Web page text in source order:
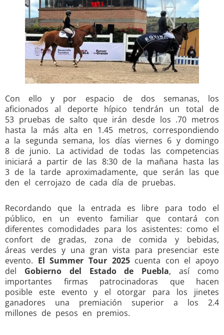
Con ello y por espacio de dos semanas, los
aficionados al deporte hípico tendrán un total de
53 pruebas de salto que irán desde los .70 metros
hasta la más alta en 1.45 metros, correspondiendo
a la segunda semana, los días viernes 6 y domingo
8 de junio. La actividad de todas las competencias
iniciará a partir de las 8:30 de la mañana hasta las
3 de la tarde aproximadamente, que serán las que
den el cerrojazo de cada día de pruebas.
Recordando que la entrada es libre para todo el
público, en un evento familiar que contará con
diferentes comodidades para los asistentes: como el
confort de gradas, zona de comida y bebidas,
áreas verdes y una gran vista para presenciar este
evento. El Summer Tour 2025cuenta con el apoyo
del Gobierno del Estado de Puebla, así como
importantes firmas patrocinadoras que hacen
posible este evento y el otorgar para los jinetes
ganadores una premiación superior a los 2.4
millones de pesos en premios.